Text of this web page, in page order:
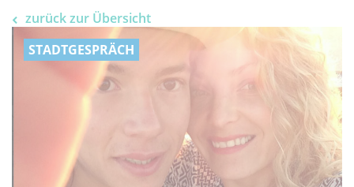
zurück zur Übersicht
STADTGESPRÄCH